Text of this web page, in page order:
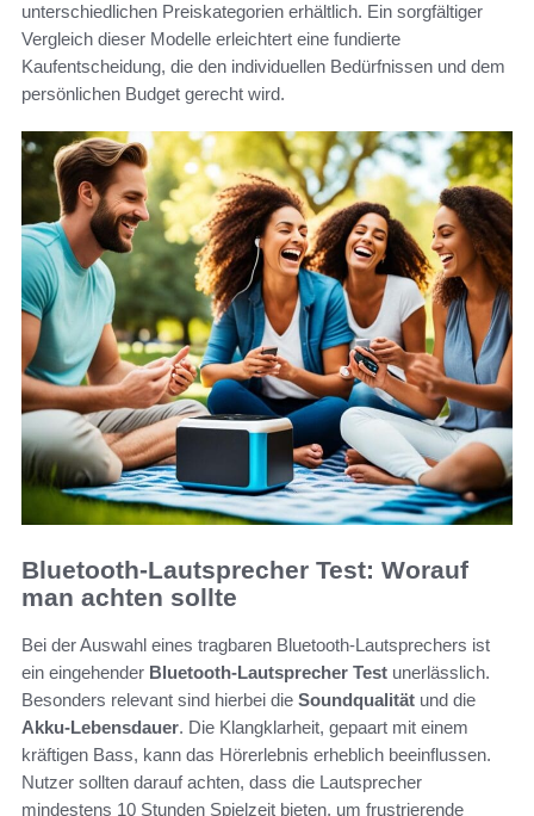
unterschiedlichen Preiskategorien erhältlich. Ein sorgfältiger
Vergleich dieser Modelle erleichtert eine fundierte
Kaufentscheidung, die den individuellen Bedürfnissen und dem
persönlichen Budget gerecht wird.
Bluetooth-Lautsprecher Test: Worauf
man achten sollte
Bei der Auswahl eines tragbaren Bluetooth-Lautsprechers ist
ein eingehender Bluetooth-Lautsprecher Test unerlässlich.
Besonders relevant sind hierbei die Soundqualität und die
Akku-Lebensdauer. Die Klangklarheit, gepaart mit einem
kräftigen Bass, kann das Hörerlebnis erheblich beeinflussen.
Nutzer sollten darauf achten, dass die Lautsprecher
mindestens 10 Stunden Spielzeit bieten, um frustrierende